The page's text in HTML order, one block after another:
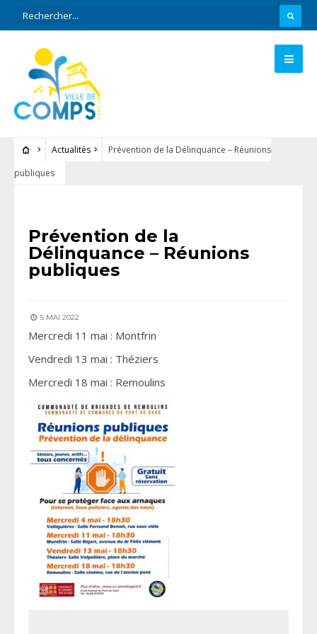
Actualités
Prévention de la Délinquance – Réunions
publiques
Prévention de la
Délinquance – Réunions
publiques
5 MAI 2022
Mercredi 11 mai : Montfrin
Vendredi 13 mai : Théziers
Mercredi 18 mai : Remoulins